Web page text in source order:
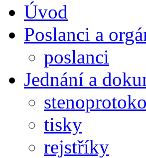
Úvod
Poslanci a
poslanci
Jednání a
tisky
rejstříky